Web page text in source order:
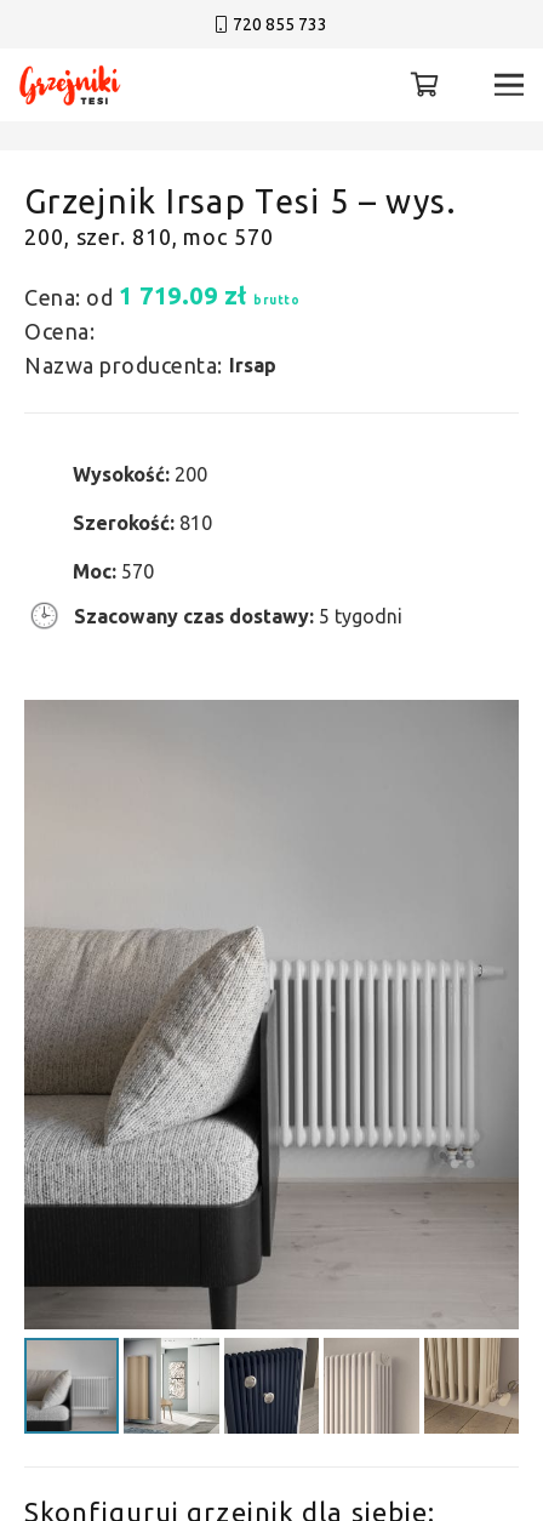
720 855 733
Grzejnik Irsap Tesi 5 – wys.
200, szer. 810, moc 570
Cena: od 1 719.09 zł brutto
Ocena:
Nazwa producenta: Irsap
Wysokość: 200
Szerokość: 810
Moc: 570
Szacowany czas dostawy: 5 tygodni
Skonfiguruj grzejnik dla siebie: